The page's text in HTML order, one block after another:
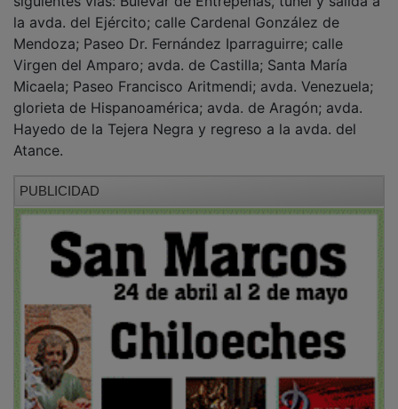
la avda. del Ejército; calle Cardenal González de
Mendoza; Paseo Dr. Fernández Iparraguirre; calle
Virgen del Amparo; avda. de Castilla; Santa María
Micaela; Paseo Francisco Aritmendi; avda. Venezuela;
glorieta de Hispanoamérica; avda. de Aragón; avda.
Hayedo de la Tejera Negra y regreso a la avda. del
Atance.
PUBLICIDAD